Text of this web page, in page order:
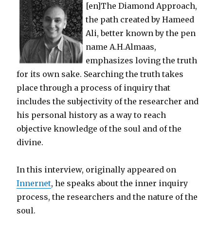
[en]The Diamond Approach,
the path created by Hameed
Ali, better known by the pen
name A.H.Almaas,
emphasizes loving the truth
for its own sake. Searching the truth takes
place through a process of inquiry that
includes the subjectivity of the researcher and
his personal history as a way to reach
objective knowledge of the soul and of the
divine.
In this interview, originally appeared on
Innernet, he speaks about the inner inquiry
process, the researchers and the nature of the
soul.